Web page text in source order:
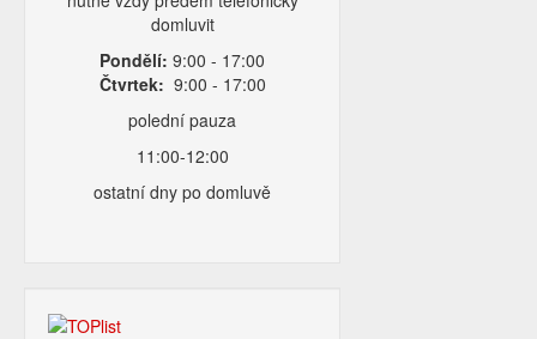
domluvit
Pondělí: 9:00 - 17:00
Čtvrtek: 9:00 - 17:00
polední pauza
11:00-12:00
ostatní dny po domluvě